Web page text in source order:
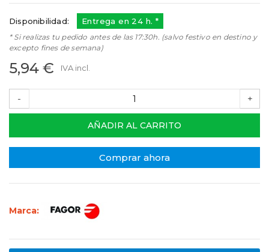
Disponibilidad: Entrega en 24 h. *
* Si realizas tu pedido antes de las 17:30h. (salvo festivo en destino y
excepto fines de semana)
5,94 € IVA incl.
- +
AÑADIR AL CARRITO
Comprar ahora
Marca: